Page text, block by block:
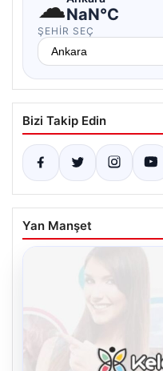
☁NaN°C
ŞEHIR SEÇ
Bizi Takip Edin
Yan Manşet